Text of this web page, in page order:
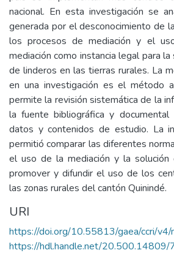
nacional. En esta investigación se
generada por el desconocimiento de
los procesos de mediación y el
mediación como instancia legal para
de linderos en las tierras rurales. La
en una investigación es el método
permite la revisión sistemática de la
la fuente bibliográfica y
datos y contenidos de estudio. La
permitió comparar las diferentes
el uso de la mediación y la
promover y difundir el uso de los
las zonas rurales del cantón Quinindé.
URI
https://doi.org/10.55813/gaea/ccri/
https://hdl.handle.net/20.500.14809/